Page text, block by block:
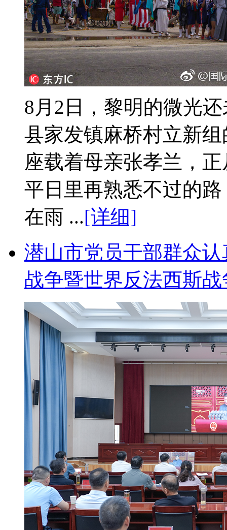
8月2日，黎明的微光
县家发镇麻桥村立新
座载着母亲张孝兰，
平日里再熟悉不过的
在雨 ...[详细]
潜山市党员干部群众
战争暨世界反法西斯